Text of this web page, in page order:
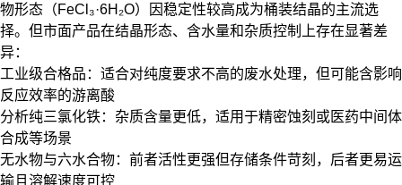
物形态（FeCl₃·6H₂O）因稳定性较高成为桶装结晶的主流选
择。但市面产品在结晶形态、含水量和杂质控制上存在显著差
异：
工业级合格品：适合对纯度要求不高的废水处理，但可能含影响
反应效率的游离酸
分析纯三氯化铁：杂质含量更低，适用于精密蚀刻或医药中间体
合成等场景
无水物与六水合物：前者活性更强但存储条件苛刻，后者更易运
输且溶解速度可控